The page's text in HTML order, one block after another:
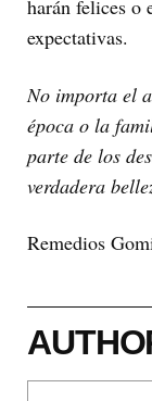
harán felices o
expectativas.
No importa el
época o la
parte de los
verdadera
Remedios